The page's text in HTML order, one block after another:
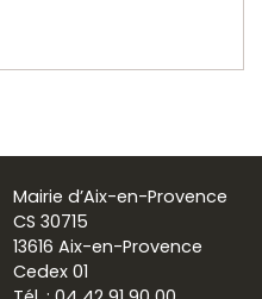
Mairie d’Aix-en-Provence
CS 30715
13616 Aix-en-Provence
Cedex 01